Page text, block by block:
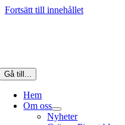
Fortsätt till innehållet
Gå till...
Hem
Om oss
Nyheter